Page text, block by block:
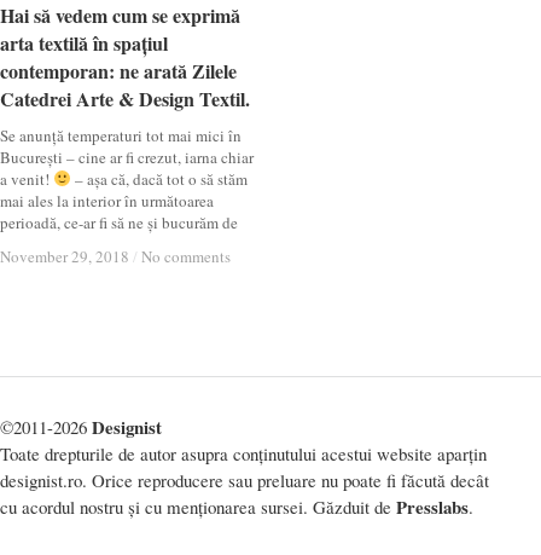
Hai să vedem cum se exprimă
arta textilă în spațiul
contemporan: ne arată Zilele
Catedrei Arte & Design Textil.
Se anunță temperaturi tot mai mici în
București – cine ar fi crezut, iarna chiar
a venit!
– așa că, dacă tot o să stăm
mai ales la interior în următoarea
perioadă, ce-ar fi să ne și bucurăm de
November 29, 2018 / No comments
Hai să vedem cum se exprimă
arta textilă în spațiul
contemporan: ne arată Zilele
Catedrei Arte & Design Textil.
November 29, 2018 / No comments
©2011-2026 Designist
Toate drepturile de autor asupra conținutului acestui website aparțin
designist.ro. Orice reproducere sau preluare nu poate fi făcută decât
cu acordul nostru și cu menționarea sursei. Găzduit de Presslabs.